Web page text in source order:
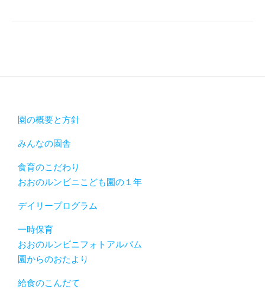
園の概要と方針
みんなの園舎
食育のこだわり
おおのルンビニこども園の１年
デイリープログラム
一時保育
おおのルンビニフォトアルバム
園からのおたより
給食のこんだて